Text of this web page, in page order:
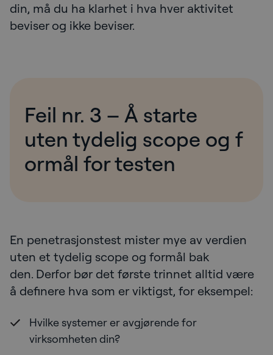
din, må du ha klarhet i hva hver aktivitet
beviser og ikke beviser.
Feil nr. 3 – Å starte
uten tydelig scope og f
ormål for testen
En penetrasjonstest mister mye av verdien
uten et tydelig scope og formål bak
den. Derfor bør det første trinnet alltid være
å definere hva som er viktigst, for eksempel:
Hvilke systemer er avgjørende for
virksomheten din?